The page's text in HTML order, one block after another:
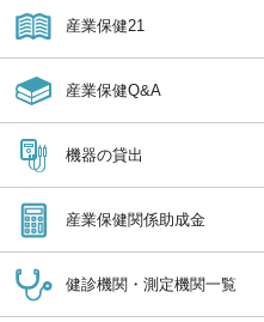
産業保健21
産業保健Q&A
機器の貸出
産業保健関係助成金
健診機関・測定機関一覧